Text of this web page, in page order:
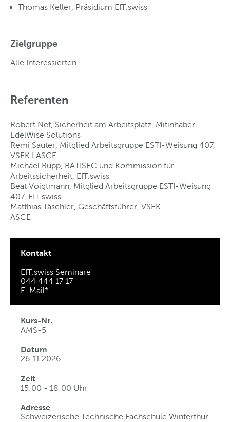
Thomas Keller, Präsidium EIT.swiss
Zielgruppe
Alle Interessierten
Referenten
Robert Nef, Sicherheit am Arbeitsplatz, Mitinhaber
EdelWise Solutions
Remi Sauter, Mitglied Arbeitsgruppe ESTI-Weisung 407,
VSEK I ASCE
Michael Rupp, BATISEC und Kommission für
Arbeitssicherheit, EIT.swiss
Beat Voigtmann, Mitglied Arbeitsgruppe ESTI-Weisung
407, EIT.swiss
Matthias Täschler, Geschäftsführer, VSEK
ASCE
Kontakt
EIT.swiss Seminare
044 444 17 17
E-Mail*
Kurs-Nr.
AMS-5
Datum
26.11.2026
Zeit
15:00 - 18:00 Uhr
Adresse
Schweizerische Technische Fachschule Winterthur